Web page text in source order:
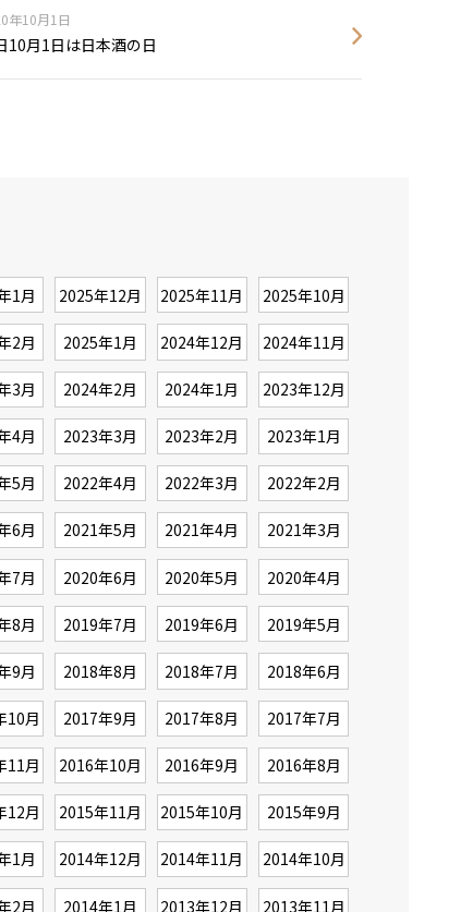
年10月1日
10月1日は日本酒の日
1月 2025年12月 2025年11月 2025年10月
2月 2025年1月 2024年12月 2024年11月
3月 2024年2月 2024年1月 2023年12月
4月 2023年3月 2023年2月 2023年1月
5月 2022年4月 2022年3月 2022年2月
6月 2021年5月 2021年4月 2021年3月
7月 2020年6月 2020年5月 2020年4月
8月 2019年7月 2019年6月 2019年5月
9月 2018年8月 2018年7月 2018年6月
10月 2017年9月 2017年8月 2017年7月
11月 2016年10月 2016年9月 2016年8月
12月 2015年11月 2015年10月 2015年9月
1月 2014年12月 2014年11月 2014年10月
2月 2014年1月 2013年12月 2013年11月